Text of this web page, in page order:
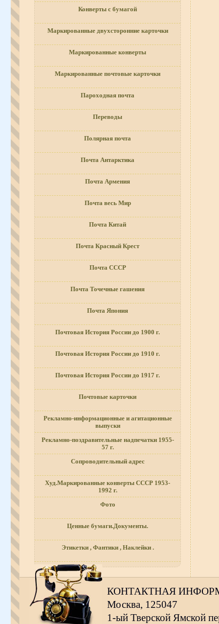
Конверты с бумагой
Маркированные двухсторонние карточки
Маркированные конверты
Маркированные почтовые карточки
Пароходная почта
Переводы
Полярная почта
Почта Антарктика
Почта Армения
Почта весь Мир
Почта Китай
Почта Красный Крест
Почта СССР
Почта Точечные гашения
Почта Япония
Почтовая История России до 1900 г.
Почтовая История России до 1910 г.
Почтовая История России до 1917 г.
Почтовые карточки
Рекламно-информационные и агитационные
выпуски
Рекламно-поздравительные надпечатки 1955-
57 г.
Сопроводительный адрес
Худ.Маркированные конверты СССР 1953-
1992 г.
Фото
Ценные бумаги.Документы.
Этикетки , Фантики , Наклейки .
КОНТАКТНАЯ
Москва, 125047
1-ый Тверской Ямской